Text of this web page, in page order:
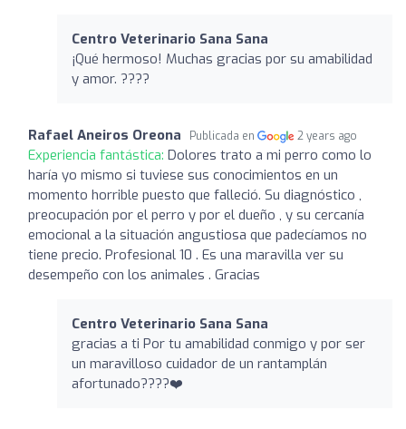
Centro Veterinario Sana Sana
¡Qué hermoso! Muchas gracias por su amabilidad
y amor. ????
Rafael Aneiros Oreona Publicada en 2 years ago
Experiencia fantástica: Dolores trato a mi perro como lo
haría yo mismo si tuviese sus conocimientos en un
momento horrible puesto que falleció. Su diagnóstico ,
preocupación por el perro y por el dueño , y su cercanía
emocional a la situación angustiosa que padecíamos no
tiene precio. Profesional 10 . Es una maravilla ver su
desempeño con los animales . Gracias
Centro Veterinario Sana Sana
gracias a ti Por tu amabilidad conmigo y por ser
un maravilloso cuidador de un rantamplán
afortunado????❤️